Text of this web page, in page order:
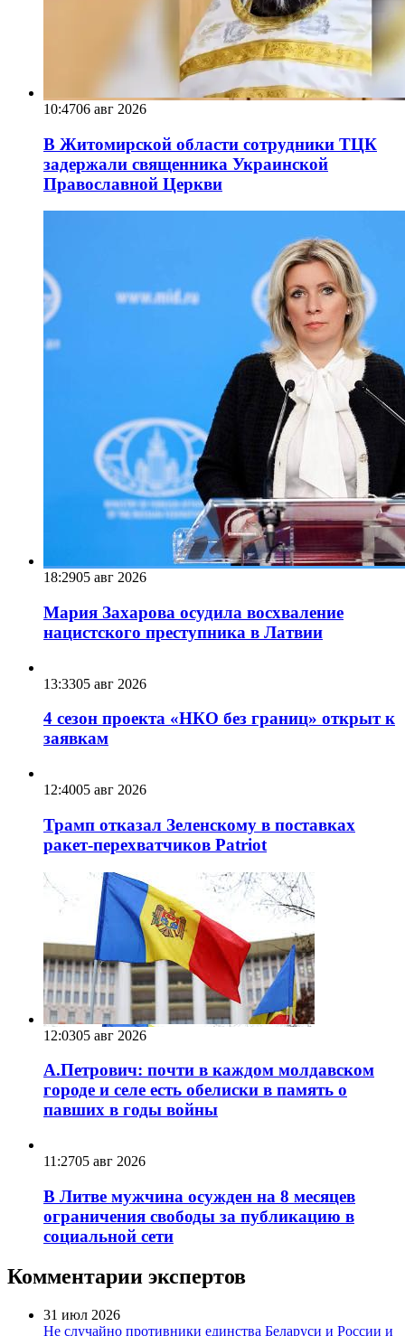
10:4706 авг 2026
В Житомирской области сотрудники ТЦК
задержали священника Украинской
Православной Церкви
18:2905 авг 2026
Мария Захарова осудила восхваление
нацистского преступника в Латвии
13:3305 авг 2026
4 сезон проекта «НКО без границ» открыт к
заявкам
12:4005 авг 2026
Трамп отказал Зеленскому в поставках
ракет-перехватчиков Patriot
12:0305 авг 2026
А.Петрович: почти в каждом молдавском
городе и селе есть обелиски в память о
павших в годы войны
11:2705 авг 2026
В Литве мужчина осужден на 8 месяцев
ограничения свободы за публикацию в
социальной сети
Комментарии экспертов
31 июл 2026
Не случайно противники единства Беларуси и России и